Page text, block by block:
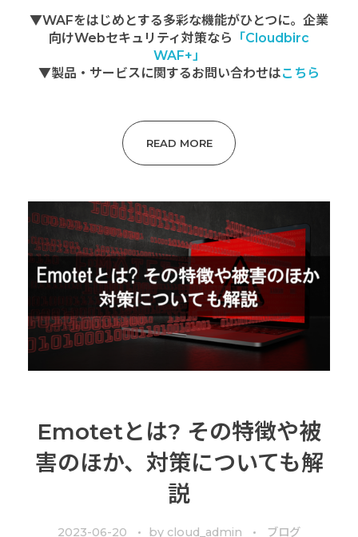
▼WAFをはじめとする多彩な機能がひとつに。企業
向けWebセキュリティ対策なら
「Cloudbirc
WAF+」
▼製品・サービスに関するお問い合わせはこちら
READ MORE
Emotetとは? その特徴や被
害のほか、対策についても解
説
2023-06-20 by cloud_admin ブログ